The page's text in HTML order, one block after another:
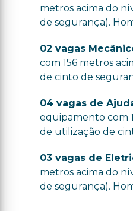
metros acima do
de segurança).
02 vagas
com 156 metros
de cinto de
04 vagas de
equipamento com
de utilização de
03 vagas de
metros acima do
de segurança).